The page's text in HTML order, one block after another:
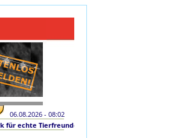
06.08.2026 - 08:02
echte Tierfreunde und tierliebe Singles +++ Die